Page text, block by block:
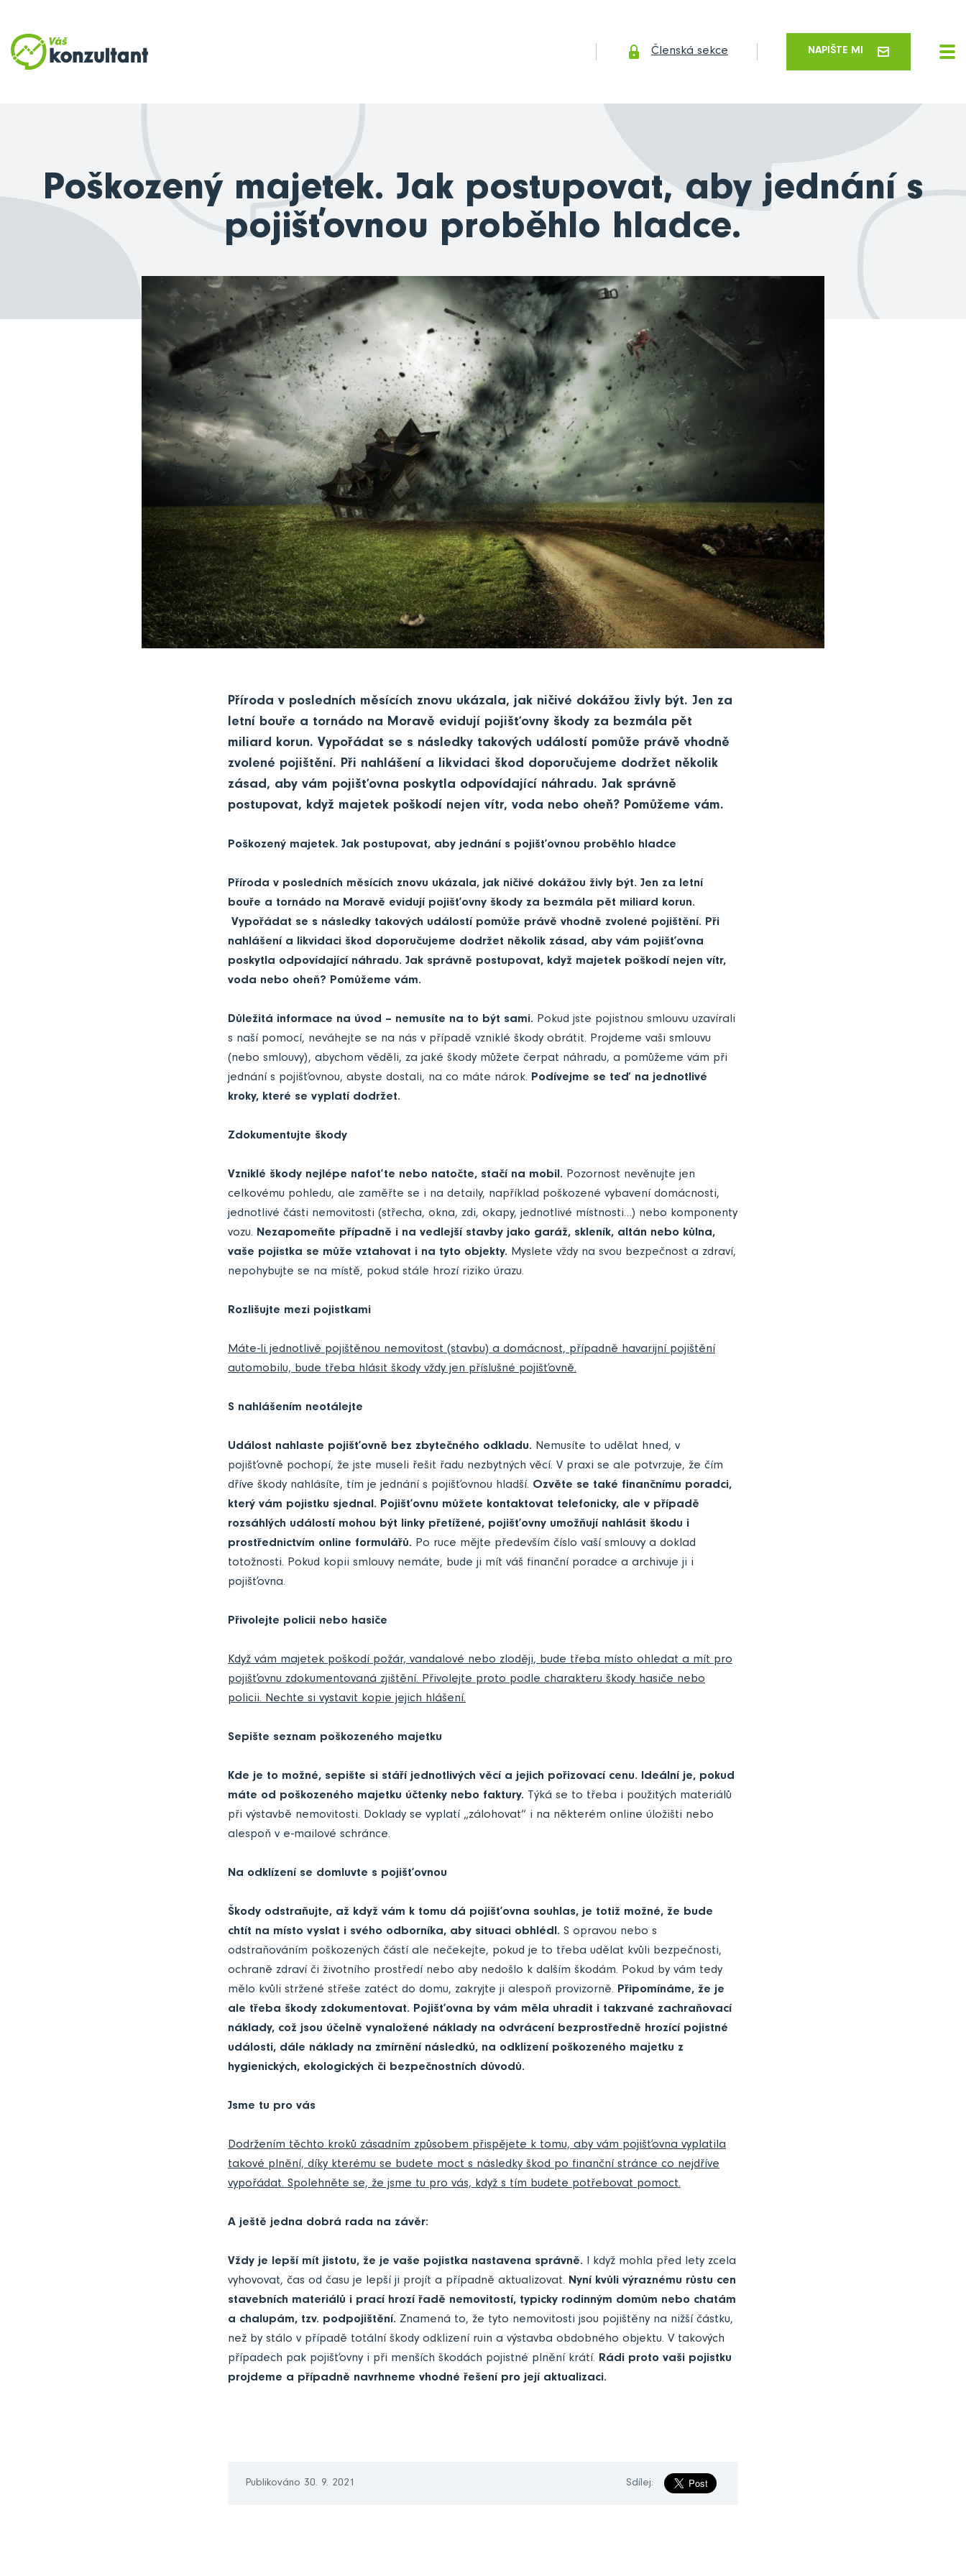
Členská sekce NAPIŠTE MI
Poškozený majetek. Jak postupovat, aby jednání s
pojišťovnou proběhlo hladce.
Příroda v posledních měsících znovu ukázala, jak ničivé dokážou živly být. Jen za
letní bouře a tornádo na Moravě evidují pojišťovny škody za bezmála pět
miliard korun. Vypořádat se s následky takových událostí pomůže právě vhodně
zvolené pojištění. Při nahlášení a likvidaci škod doporučujeme dodržet několik
zásad, aby vám pojišťovna poskytla odpovídající náhradu. Jak správně
postupovat, když majetek poškodí nejen vítr, voda nebo oheň? Pomůžeme vám.
Poškozený majetek. Jak postupovat, aby jednání s pojišťovnou proběhlo hladce
Příroda v posledních měsících znovu ukázala, jak ničivé dokážou živly být. Jen za letní
bouře a tornádo na Moravě evidují pojišťovny škody za bezmála pět miliard korun.
Vypořádat se s následky takových událostí pomůže právě vhodně zvolené pojištění. Při
nahlášení a likvidaci škod doporučujeme dodržet několik zásad, aby vám pojišťovna
poskytla odpovídající náhradu. Jak správně postupovat, když majetek poškodí nejen vítr,
voda nebo oheň? Pomůžeme vám.
Důležitá informace na úvod – nemusíte na to být sami. Pokud jste pojistnou smlouvu uzavírali
s naší pomocí, neváhejte se na nás v případě vzniklé škody obrátit. Projdeme vaši smlouvu
(nebo smlouvy), abychom věděli, za jaké škody můžete čerpat náhradu, a pomůžeme vám při
jednání s pojišťovnou, abyste dostali, na co máte nárok. Podívejme se teď na jednotlivé
kroky, které se vyplatí dodržet.
Zdokumentujte škody
Vzniklé škody nejlépe nafoťte nebo natočte, stačí na mobil. Pozornost nevěnujte jen
celkovému pohledu, ale zaměřte se i na detaily, například poškozené vybavení domácnosti,
jednotlivé části nemovitosti (střecha, okna, zdi, okapy, jednotlivé místnosti…) nebo komponenty
vozu. Nezapomeňte případně i na vedlejší stavby jako garáž, skleník, altán nebo kůlna,
vaše pojistka se může vztahovat i na tyto objekty. Myslete vždy na svou bezpečnost a zdraví,
nepohybujte se na místě, pokud stále hrozí riziko úrazu.
Rozlišujte mezi pojistkami
Máte-li jednotlivě pojištěnou nemovitost (stavbu) a domácnost, případně havarijní pojištění
automobilu, bude třeba hlásit škody vždy jen příslušné pojišťovně.
S nahlášením neotálejte
Událost nahlaste pojišťovně bez zbytečného odkladu. Nemusíte to udělat hned, v
pojišťovně pochopí, že jste museli řešit řadu nezbytných věcí. V praxi se ale potvrzuje, že čím
dříve škody nahlásíte, tím je jednání s pojišťovnou hladší. Ozvěte se také finančnímu poradci,
který vám pojistku sjednal. Pojišťovnu můžete kontaktovat telefonicky, ale v případě
rozsáhlých událostí mohou být linky přetížené, pojišťovny umožňují nahlásit škodu i
prostřednictvím online formulářů. Po ruce mějte především číslo vaší smlouvy a doklad
totožnosti. Pokud kopii smlouvy nemáte, bude ji mít váš finanční poradce a archivuje ji i
pojišťovna.
Přivolejte policii nebo hasiče
Když vám majetek poškodí požár, vandalové nebo zloději, bude třeba místo ohledat a mít pro
pojišťovnu zdokumentovaná zjištění. Přivolejte proto podle charakteru škody hasiče nebo
policii. Nechte si vystavit kopie jejich hlášení.
Sepište seznam poškozeného majetku
Kde je to možné, sepište si stáří jednotlivých věcí a jejich pořizovací cenu. Ideální je, pokud
máte od poškozeného majetku účtenky nebo faktury. Týká se to třeba i použitých materiálů
při výstavbě nemovitosti. Doklady se vyplatí „zálohovat“ i na některém online úložišti nebo
alespoň v e-mailové schránce.
Na odklízení se domluvte s pojišťovnou
Škody odstraňujte, až když vám k tomu dá pojišťovna souhlas, je totiž možné, že bude
chtít na místo vyslat i svého odborníka, aby situaci obhlédl. S opravou nebo s
odstraňováním poškozených částí ale nečekejte, pokud je to třeba udělat kvůli bezpečnosti,
ochraně zdraví či životního prostředí nebo aby nedošlo k dalším škodám. Pokud by vám tedy
mělo kvůli stržené střeše zatéct do domu, zakryjte ji alespoň provizorně. Připomínáme, že je
ale třeba škody zdokumentovat. Pojišťovna by vám měla uhradit i takzvané zachraňovací
náklady, což jsou účelně vynaložené náklady na odvrácení bezprostředně hrozící pojistné
události, dále náklady na zmírnění následků, na odklizení poškozeného majetku z
hygienických, ekologických či bezpečnostních důvodů.
Jsme tu pro vás
Dodržením těchto kroků zásadním způsobem přispějete k tomu, aby vám pojišťovna vyplatila
takové plnění, díky kterému se budete moct s následky škod po finanční stránce co nejdříve
vypořádat. Spolehněte se, že jsme tu pro vás, když s tím budete potřebovat pomoct.
A ještě jedna dobrá rada na závěr:
Vždy je lepší mít jistotu, že je vaše pojistka nastavena správně. I když mohla před lety zcela
vyhovovat, čas od času je lepší ji projít a případně aktualizovat. Nyní kvůli výraznému růstu cen
stavebních materiálů i prací hrozí řadě nemovitostí, typicky rodinným domům nebo chatám
a chalupám, tzv. podpojištění. Znamená to, že tyto nemovitosti jsou pojištěny na nižší částku,
než by stálo v případě totální škody odklizení ruin a výstavba obdobného objektu. V takových
případech pak pojišťovny i při menších škodách pojistné plnění krátí. Rádi proto vaši pojistku
projdeme a případně navrhneme vhodné řešení pro její aktualizaci.
Publikováno 30. 9. 2021 Sdílej: